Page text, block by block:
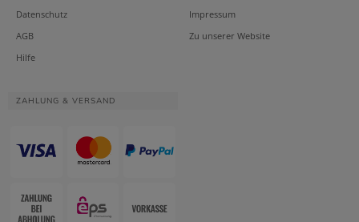
Datenschutz
AGB
Hilfe
Impressum
Zu unserer Website
ZAHLUNG & VERSAND